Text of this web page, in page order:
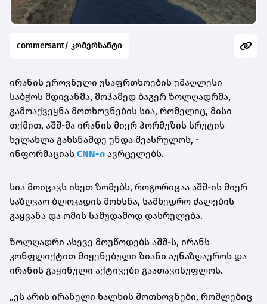
commersant/ კომერსანტი
ირანის ეროვნული უსაფრთხოების უმაღლესი
საბჭოს მდივანმა, მოჰამედ ბაგერ ზოლღადრმა,
გამოაქვეყნა მოთხოვნების სია, რომელიც, მისი
თქმით, აშშ-მა ირანის მიერ ჰორმუზის სრუტის
ხელახლა გახსნამდე უნდა შეასრულოს, -
ინფორმაციას CNN-ი ავრცელებს.
სია მოიცავს ისეთ ზომებს, როგორიცაა აშშ-ის მიერ
საზღვაო ბლოკადის მოხსნა, სამხედრო ძალების
გაყვანა და ომის სამუდამოდ დასრულება.
ზოლღადრი ასევე მოუწოდებს აშშ-ს, ირანს
კონფლიქტით მიყენებული ზიანი აუნაზღაუროს და
ირანის გაყინული აქტივები გაათავისუფლოს.
„ეს არის ირანელი ხალხის მოთხოვნები, რომლებიც